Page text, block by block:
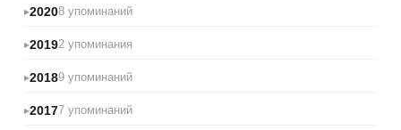
20208 упоминаний
20192 упоминания
20189 упоминаний
20177 упоминаний